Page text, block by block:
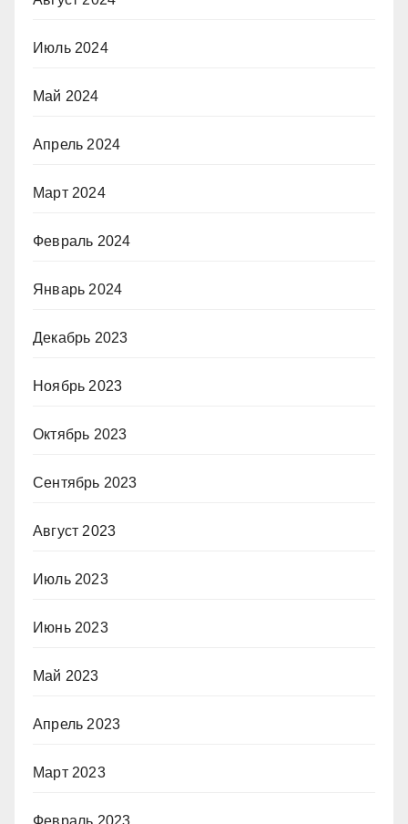
Июль 2024
Май 2024
Апрель 2024
Март 2024
Февраль 2024
Январь 2024
Декабрь 2023
Ноябрь 2023
Октябрь 2023
Сентябрь 2023
Август 2023
Июль 2023
Июнь 2023
Май 2023
Апрель 2023
Март 2023